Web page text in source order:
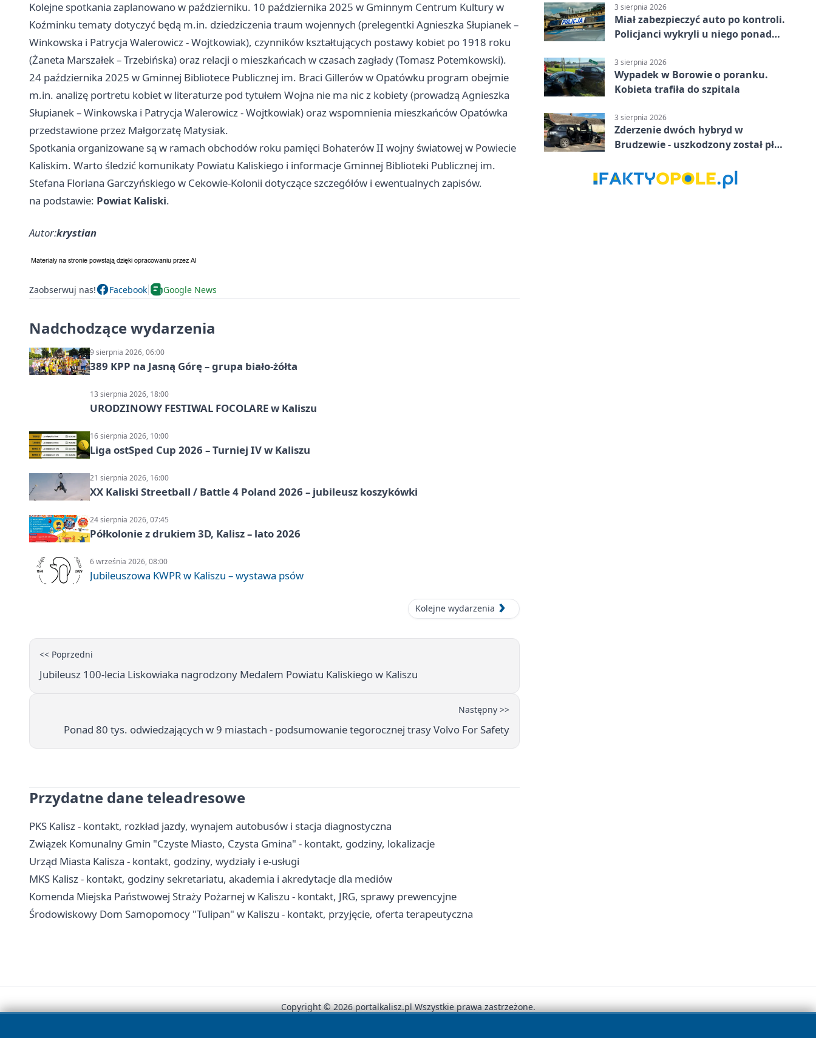
Kolejne spotkania zaplanowano w październiku. 10 października 2025 w Gminnym Centrum Kultury w
Koźminku tematy dotyczyć będą m.in. dziedziczenia traum wojennych (prelegentki Agnieszka Słupianek –
Winkowska i Patrycja Walerowicz - Wojtkowiak), czynników kształtujących postawy kobiet po 1918 roku
(Żaneta Marszałek – Trzebińska) oraz relacji o mieszkańcach w czasach zagłady (Tomasz Potemkowski).
24 października 2025 w Gminnej Bibliotece Publicznej im. Braci Gillerów w Opatówku program obejmie
m.in. analizę portretu kobiet w literaturze pod tytułem Wojna nie ma nic z kobiety (prowadzą Agnieszka
Słupianek – Winkowska i Patrycja Walerowicz - Wojtkowiak) oraz wspomnienia mieszkańców Opatówka
przedstawione przez Małgorzatę Matysiak.
Spotkania organizowane są w ramach obchodów roku pamięci Bohaterów II wojny światowej w Powiecie
Kaliskim. Warto śledzić komunikaty Powiatu Kaliskiego i informacje Gminnej Biblioteki Publicznej im.
Stefana Floriana Garczyńskiego w Cekowie-Kolonii dotyczące szczegółów i ewentualnych zapisów.
na podstawie: Powiat Kaliski.
Autor:krystian
Zaobserwuj nas! Facebook Google News
Nadchodzące wydarzenia
9 sierpnia 2026, 06:00
389 KPP na Jasną Górę – grupa biało-żółta
13 sierpnia 2026, 18:00
URODZINOWY FESTIWAL FOCOLARE w Kaliszu
16 sierpnia 2026, 10:00
Liga ostSped Cup 2026 – Turniej IV w Kaliszu
21 sierpnia 2026, 16:00
XX Kaliski Streetball / Battle 4 Poland 2026 – jubileusz koszykówki
24 sierpnia 2026, 07:45
Półkolonie z drukiem 3D, Kalisz – lato 2026
6 września 2026, 08:00
Jubileuszowa KWPR w Kaliszu – wystawa psów
Kolejne wydarzenia
<< Poprzedni
Jubileusz 100-lecia Liskowiaka nagrodzony Medalem Powiatu Kaliskiego w Kaliszu
Następny >>
Ponad 80 tys. odwiedzających w 9 miastach - podsumowanie tegorocznej trasy Volvo For Safety
Przydatne dane teleadresowe
PKS Kalisz - kontakt, rozkład jazdy, wynajem autobusów i stacja diagnostyczna
Związek Komunalny Gmin "Czyste Miasto, Czysta Gmina" - kontakt, godziny, lokalizacje
Urząd Miasta Kalisza - kontakt, godziny, wydziały i e-usługi
MKS Kalisz - kontakt, godziny sekretariatu, akademia i akredytacje dla mediów
Komenda Miejska Państwowej Straży Pożarnej w Kaliszu - kontakt, JRG, sprawy prewencyjne
Środowiskowy Dom Samopomocy "Tulipan" w Kaliszu - kontakt, przyjęcie, oferta terapeutyczna
3 sierpnia 2026
Miał zabezpieczyć auto po kontroli.
Policjanci wykryli u niego ponad
3 sierpnia 2026
Wypadek w Borowie o poranku.
Kobieta trafiła do szpitala
3 sierpnia 2026
Zderzenie dwóch hybryd w
Brudzewie - uszkodzony został płot
Copyright © 2026 portalkalisz.pl Wszystkie prawa zastrzeżone.